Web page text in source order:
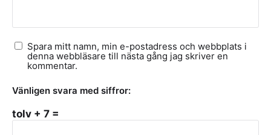
Spara mitt namn, min e-postadress och webbplats i
denna webbläsare till nästa gång jag skriver en
kommentar.
Vänligen svara med siffror:
tolv + 7 =